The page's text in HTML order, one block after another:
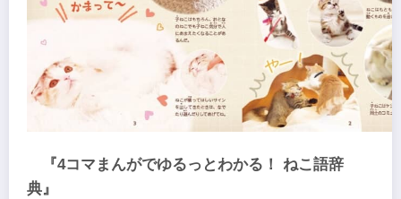
『4コマまんがでゆるっとわかる！ ねこ語辞
典』